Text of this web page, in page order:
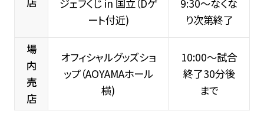
ジェフくじ in 国立（Dゲ
ート付近)
9:30～なくな
り次第終了
場
内
売
店
オフィシャルグッズショ
ップ（AOYAMAホール
横)
10:00～試合
終了30分後
まで